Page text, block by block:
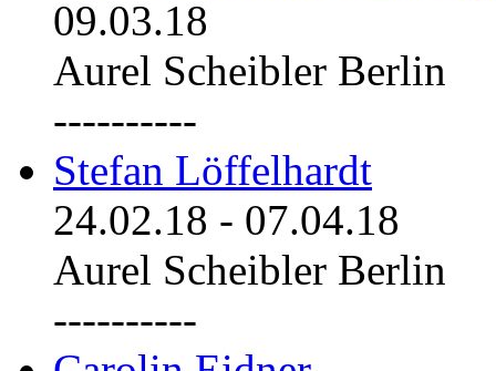
09.03.18
Aurel Scheibler Berlin
----------
Stefan Löffelhardt
24.02.18 - 07.04.18
Aurel Scheibler Berlin
----------